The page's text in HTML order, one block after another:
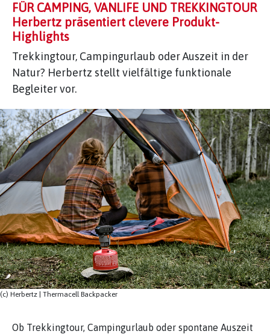
FÜR CAMPING, VANLIFE UND TREKKINGTOUR
Herbertz präsentiert clevere Produkt-
Highlights
Trekkingtour, Campingurlaub oder Auszeit in der
Natur? Herbertz stellt vielfältige funktionale
Begleiter vor.
(c) Herbertz | Thermacell Backpacker
Ob Trekkingtour, Campingurlaub oder spontane Auszeit